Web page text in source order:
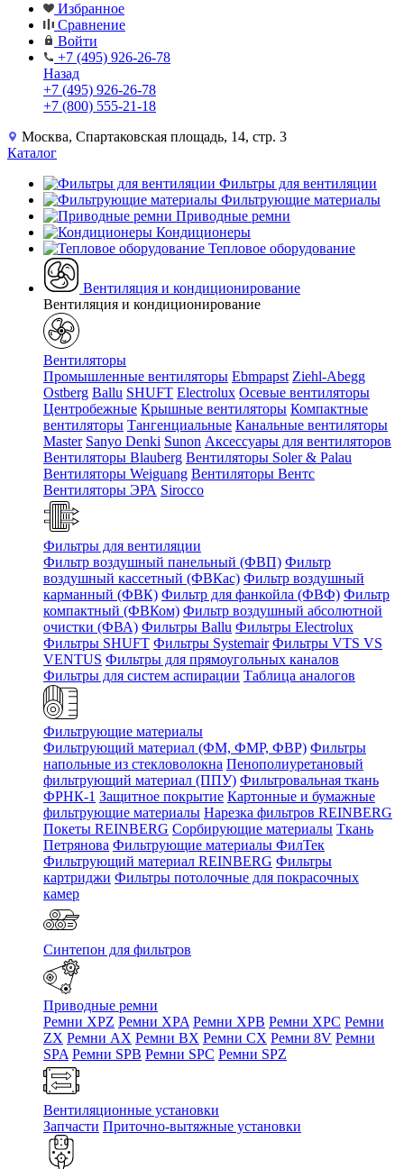
Избранное
Сравнение
Войти
+7 (495) 926-26-78
Назад
+7 (495) 926-26-78
+7 (800) 555-21-18
Москва, Спартаковская площадь, 14, стр. 3
Каталог
Фильтры для вентиляции
Фильтрующие материалы
Приводные ремни
Кондиционеры
Тепловое оборудование
Вентиляция и кондиционирование
Вентиляция и кондиционирование
Вентиляторы
Промышленные вентиляторы Ebmpapst Ziehl-Abegg
Ostberg Ballu SHUFT Electrolux Осевые вентиляторы
Центробежные Крышные вентиляторы Компактные
вентиляторы Тангенциальные Канальные вентиляторы
Master Sanyo Denki Sunon Аксессуары для вентиляторов
Вентиляторы Blauberg Вентиляторы Soler & Palau
Вентиляторы Weiguang Вентиляторы Вентс
Вентиляторы ЭРА Sirocco
Фильтры для вентиляции
Фильтр воздушный панельный (ФВП) Фильтр
воздушный кассетный (ФВКас) Фильтр воздушный
карманный (ФВК) Фильтр для фанкойла (ФВФ) Фильтр
компактный (ФВКом) Фильтр воздушный абсолютной
очистки (ФВА) Фильтры Ballu Фильтры Electrolux
Фильтры SHUFT Фильтры Systemair Фильтры VTS VS
VENTUS Фильтры для прямоугольных каналов
Фильтры для систем аспирации Таблица аналогов
Фильтрующие материалы
Фильтрующий материал (ФМ, ФМР, ФВР) Фильтры
напольные из стекловолокна Пенополиуретановый
фильтрующий материал (ППУ) Фильтровальная ткань
ФРНК-1 Защитное покрытие Картонные и бумажные
фильтрующие материалы Нарезка фильтров REINBERG
Покеты REINBERG Сорбирующие материалы Ткань
Петрянова Фильтрующие материалы ФилТек
Фильтрующий материал REINBERG Фильтры
картриджи Фильтры потолочные для покрасочных
камер
Синтепон для фильтров
Приводные ремни
Ремни XPZ Ремни XPA Ремни XPB Ремни XPC Ремни
ZX Ремни AX Ремни BX Ремни CX Ремни 8V Ремни
SPA Ремни SPB Ремни SPC Ремни SPZ
Вентиляционные установки
Запчасти Приточно-вытяжные установки